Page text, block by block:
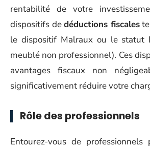
rentabilité de votre
dispositifs dedéductions fiscales
le dispositif Malraux ou le statut
meublé non professionnel). Ces
avantages fiscaux non
significativement réduire votre
Rôle des professionnels
Entourez-vous de